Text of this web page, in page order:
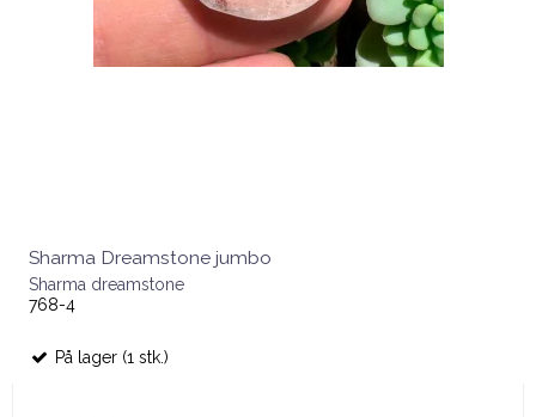
Sharma Dreamstone jumbo
Sharma dreamstone
768-4
På lager (1 stk.)